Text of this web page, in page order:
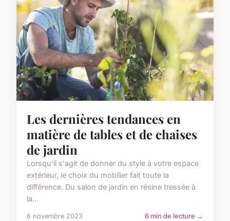
Les dernières tendances en
matière de tables et de chaises
de jardin
Lorsqu'il s'agit de donner du style à votre espace
extérieur, le choix du mobilier fait toute la
différence. Du salon de jardin en résine tressée à
la...
6 novembre 2023 6 min de lecture →